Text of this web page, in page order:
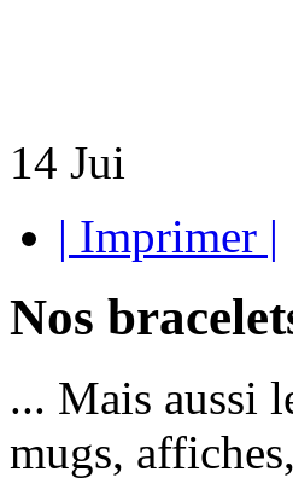
14 Jui
| Imprimer |
Nos
... Mais aussi
mugs,